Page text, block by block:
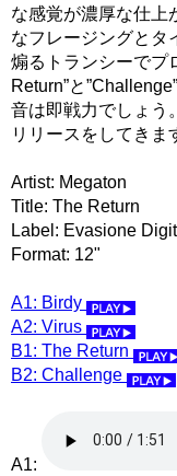
な感覚が濃厚な仕上
なフレージングとタ
煽るトランシーでプ
Return”と
音は即戦力でしょう
リリースをしてきま
Artist: Megaton
Title: The Return
Label: Evasione
Format: 12"
A1: Birdy
A2: Virus
B1: The Return
B2: Challenge
A1: